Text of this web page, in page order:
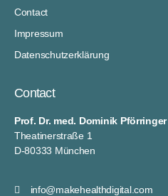
Contact
Impressum
Datenschutzerklärung
Contact
Prof. Dr. med. Dominik Pförringer
Theatinerstraße 1
D-80333 München
info@makehealthdigital.com